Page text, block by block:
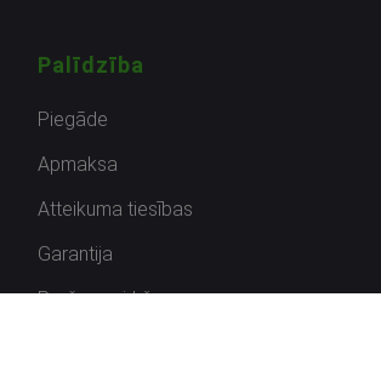
Palīdzība
Piegāde
Apmaksa
Atteikuma tiesības
Garantija
Preču uzpirkšana